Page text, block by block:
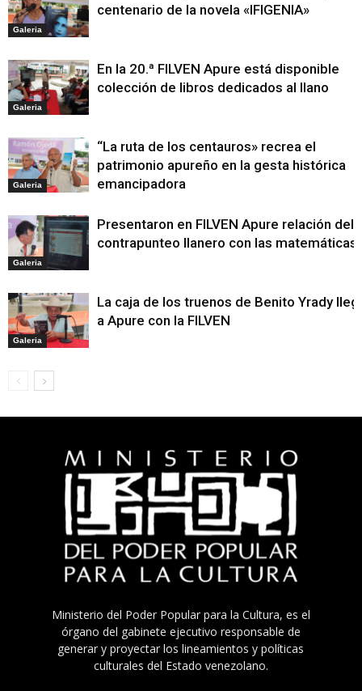
Galeria
centenario de la novela «IFIGENIA»
Galeria
En la 20.ª FILVEN Apure está disponible
colección de libros dedicados al llano
Galeria
“La ruta de los centauros» recrea el
patrimonio apureño en la gesta histórica
emancipadora
Galeria
Presentaron en FILVEN Apure relación del
contrapunteo llanero con las matemáticas
Galeria
La caja de los truenos de Benito Yrady
a Apure con la FILVEN
Ministerio del Poder Popular para la Cultura, es el
órgano del gabinete ejecutivo responsable de
generar y proyectar los lineamientos y políticas
culturales del Estado venezolano.